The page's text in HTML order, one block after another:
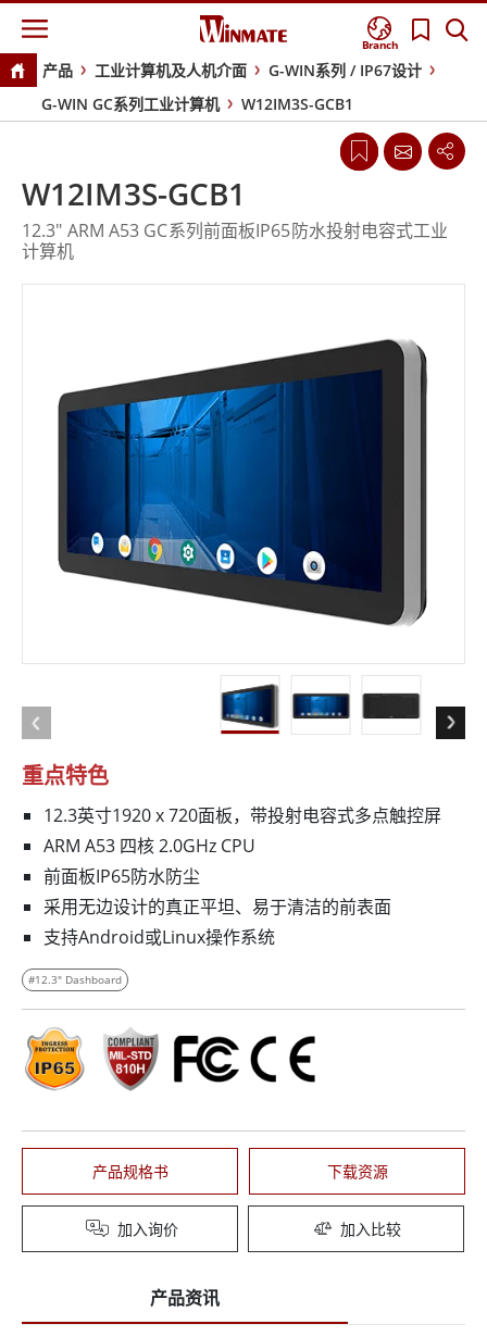
Branch
产品 工业计算机及人机介面
G-WIN系列 / IP67设计
G-WIN GC系列工业计算机
W12IM3S-GCB1
重点特色
12.3英寸1920 x 720面板，带投射电容式多点触控屏
ARM A53 四核 2.0GHz CPU
前面板IP65防水防尘
采用无边设计的真正平坦、易于清洁的前表面
支持Android或Linux操作系统
#12.3" Dashboard
产品规格书 下载资源
加入询价 加入比较
W12IM3S-GCB1
12.3" ARM A53 GC系列前面板IP65防水投射电容式工业
计算机
产品资讯